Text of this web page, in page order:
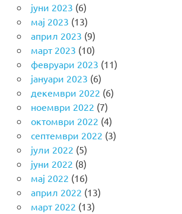
јуни 2023 (6)
мај 2023 (13)
април 2023 (9)
март 2023 (10)
февруари 2023 (11)
јануари 2023 (6)
декември 2022 (6)
ноември 2022 (7)
октомври 2022 (4)
септември 2022 (3)
јули 2022 (5)
јуни 2022 (8)
мај 2022 (16)
април 2022 (13)
март 2022 (13)